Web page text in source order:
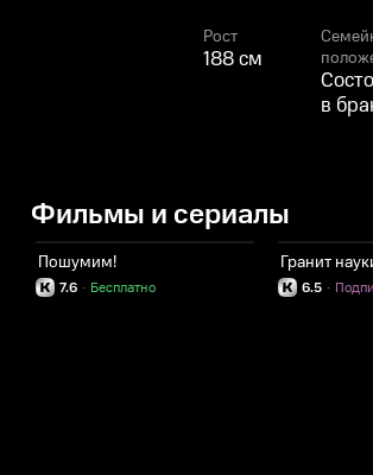
Рост
188 см
в
Фильмы и сериалы
Пошумим!
7.6 Бесплатно
·
Гранит
6.5 ·